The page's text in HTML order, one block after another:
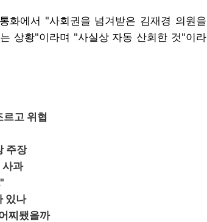
화에서 "사회권을 넘겨받은 김재경 의원을
상황"이라며 "사실상 자동 산회한 것"이라
고 위협
주장
사과
있나
찌됐을까